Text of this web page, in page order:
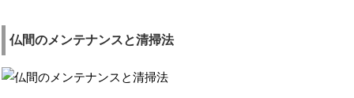
仏間のメンテナンスと清掃法